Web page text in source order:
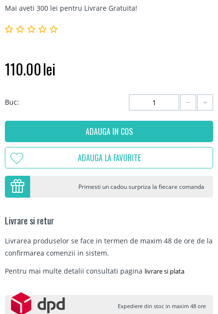
Mai aveti 300 lei pentru Livrare Gratuita!
110.00lei
Buc: +
−
ADAUGA IN COS
ADAUGA LA FAVORITE
Primesti un cadou surpriza la fiecare comanda
Livrare si retur
Livrarea produselor se face in termen de maxim 48 de ore de la
confirmarea comenzii in sistem.
Pentru mai multe detalii consultati pagina livrare si plata
Expediere din stoc in maxim 48 ore